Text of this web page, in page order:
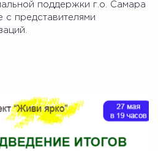
поддержки г.о. Самара
с представителями